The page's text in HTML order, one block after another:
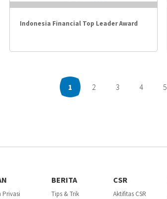
Indonesia Financial Top Leader Award
1 2 3 4 5
Privasi
BERITA
Tips & Trik
CSR
Aktifitas CSR